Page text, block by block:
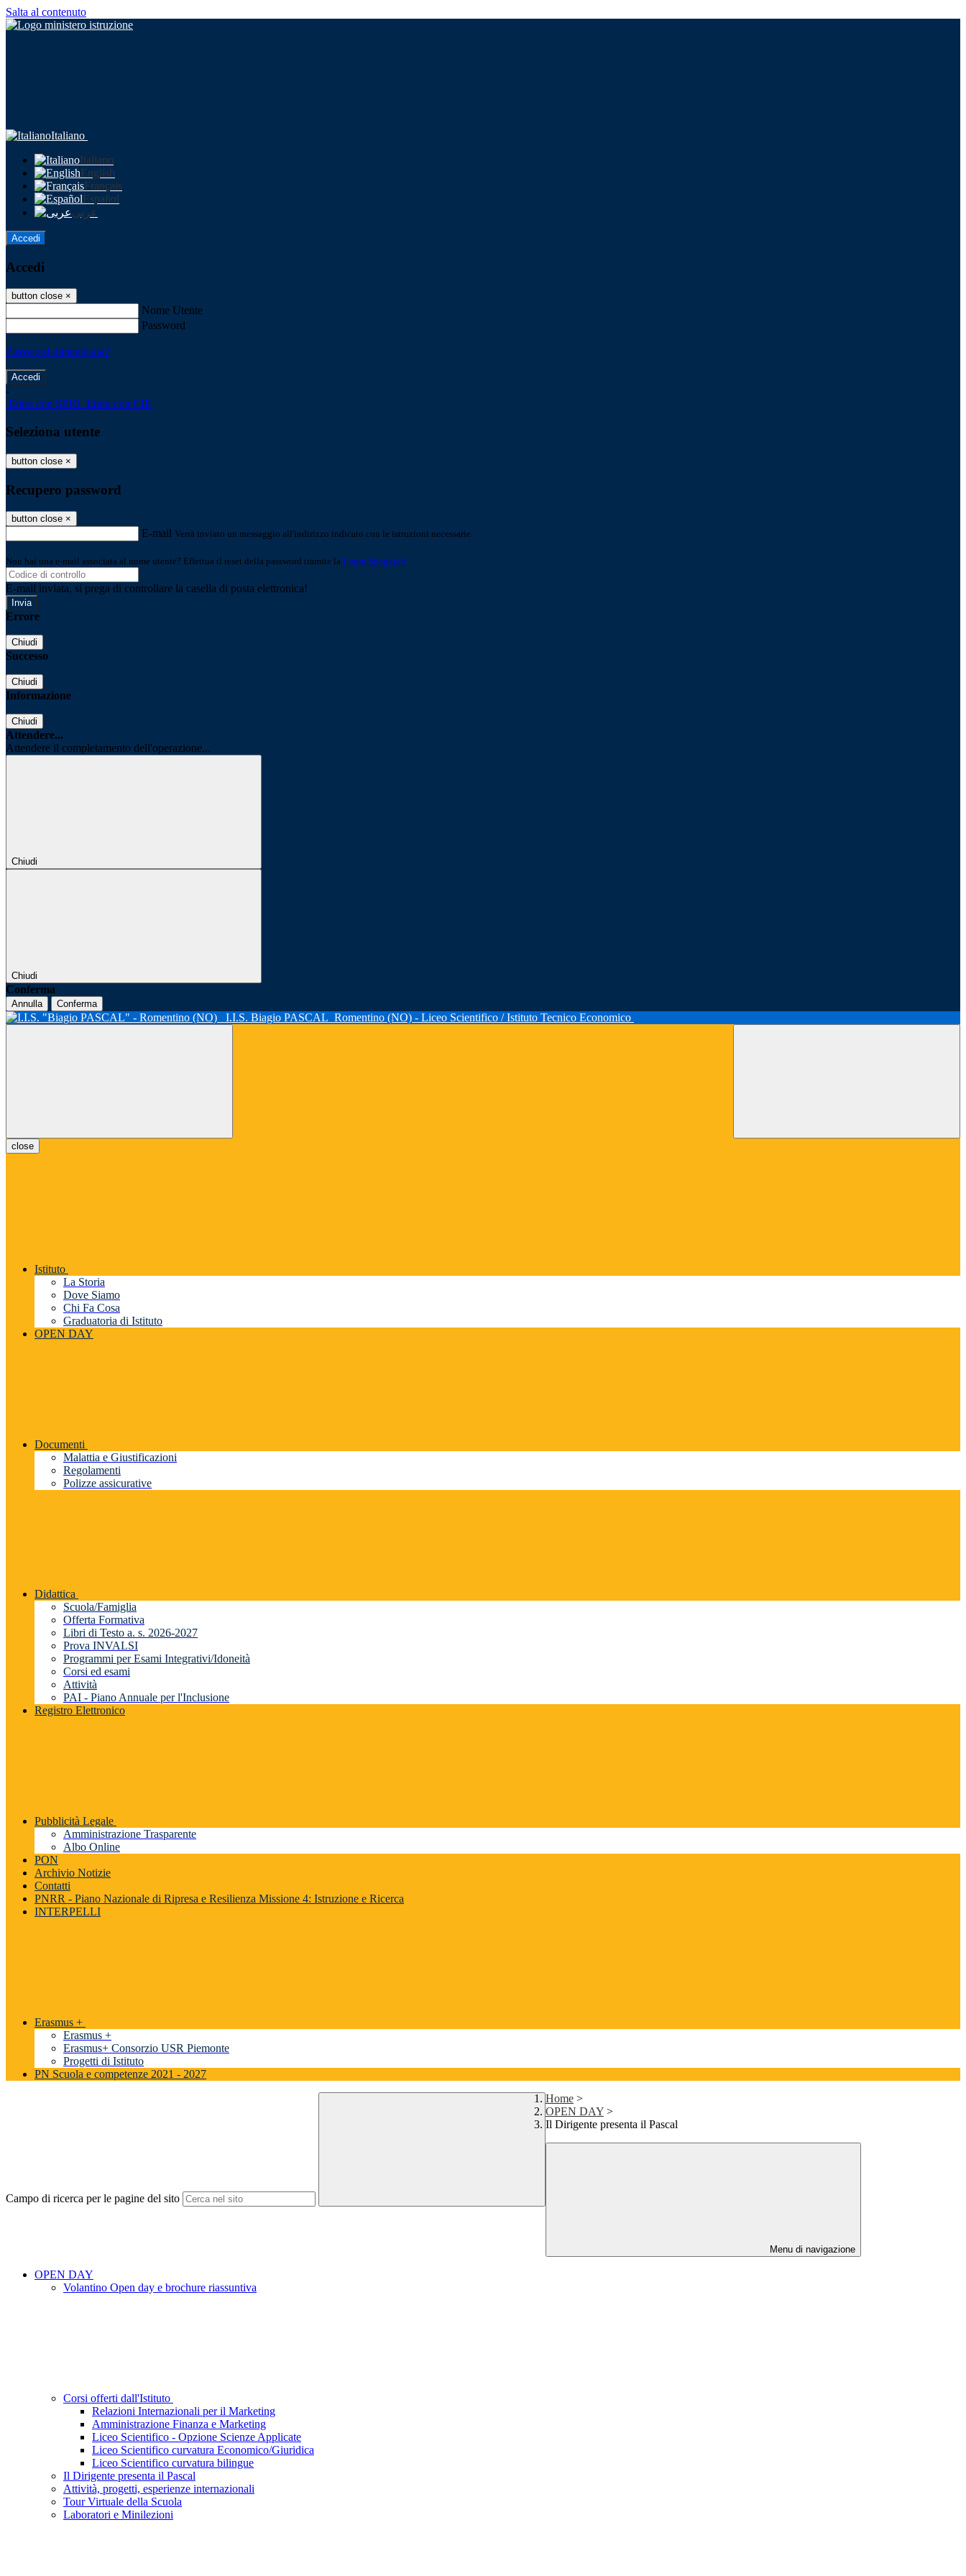
Salta al contenuto
Italiano
Italiano
English
Français
Español
عربى
Accedi
Accedi
button close ×
Nome Utente
Password
Password dimenticata?
-
Entra con SPID Entra con CIE
Seleziona utente
button close ×
Recupero password
button close ×
E-mail Verrà inviato un messaggio all'indirizzo indicato con le istruzioni necessarie.
Non hai una e-mail associata al nome utente? Effettua il reset della password tramite la Login Spaggiari
E-mail inviata, si prega di controllare la casella di posta elettronica!
Errore
Chiudi
Successo
Chiudi
Informazione
Chiudi
Attendere...
Attendere il completamento dell'operazione...
Chiudi
Chiudi
Conferma
Annulla Conferma
I.I.S. Biagio PASCAL Romentino (NO) - Liceo Scientifico / Istituto Tecnico Economico
close
Istituto
La Storia
Dove Siamo
Chi Fa Cosa
Graduatoria di Istituto
OPEN DAY
Documenti
Malattia e Giustificazioni
Regolamenti
Polizze assicurative
Didattica
Scuola/Famiglia
Offerta Formativa
Libri di Testo a. s. 2026-2027
Prova INVALSI
Programmi per Esami Integrativi/Idoneità
Corsi ed esami
Attività
PAI - Piano Annuale per l'Inclusione
Registro Elettronico
Pubblicità Legale
Amministrazione Trasparente
Albo Online
PON
Archivio Notizie
Contatti
PNRR - Piano Nazionale di Ripresa e Resilienza Missione 4: Istruzione e Ricerca
INTERPELLI
Erasmus +
Erasmus +
Erasmus+ Consorzio USR Piemonte
Progetti di Istituto
PN Scuola e competenze 2021 - 2027
Campo di ricerca per le pagine del sito
Home >
OPEN DAY >
Il Dirigente presenta il Pascal
Menu di navigazione
OPEN DAY
Volantino Open day e brochure riassuntiva
Corsi offerti dall'Istituto
Relazioni Internazionali per il Marketing
Amministrazione Finanza e Marketing
Liceo Scientifico - Opzione Scienze Applicate
Liceo Scientifico curvatura Economico/Giuridica
Liceo Scientifico curvatura bilingue
Il Dirigente presenta il Pascal
Attività, progetti, esperienze internazionali
Tour Virtuale della Scuola
Laboratori e Minilezioni